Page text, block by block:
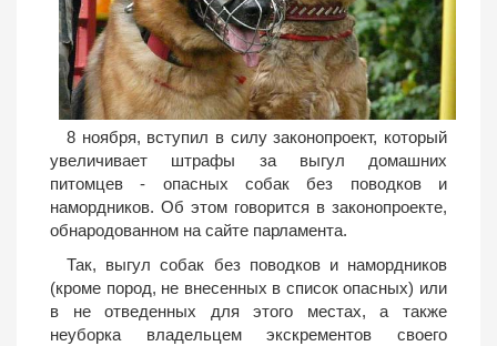
8 ноября, вступил в силу законопроект, который
увеличивает штрафы за выгул домашних
питомцев - опасных собак без поводков и
намордников. Об этом говорится в законопроекте,
обнародованном на сайте парламента.
Так, выгул собак без поводков и намордников
(кроме пород, не внесенных в список опасных) или
в не отведенных для этого местах, а также
неуборка владельцем экскрементов своего